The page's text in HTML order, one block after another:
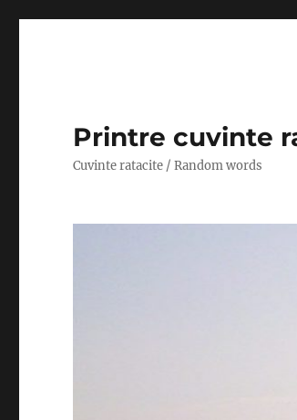
Printre cuvinte
Cuvinte ratacite / Random words